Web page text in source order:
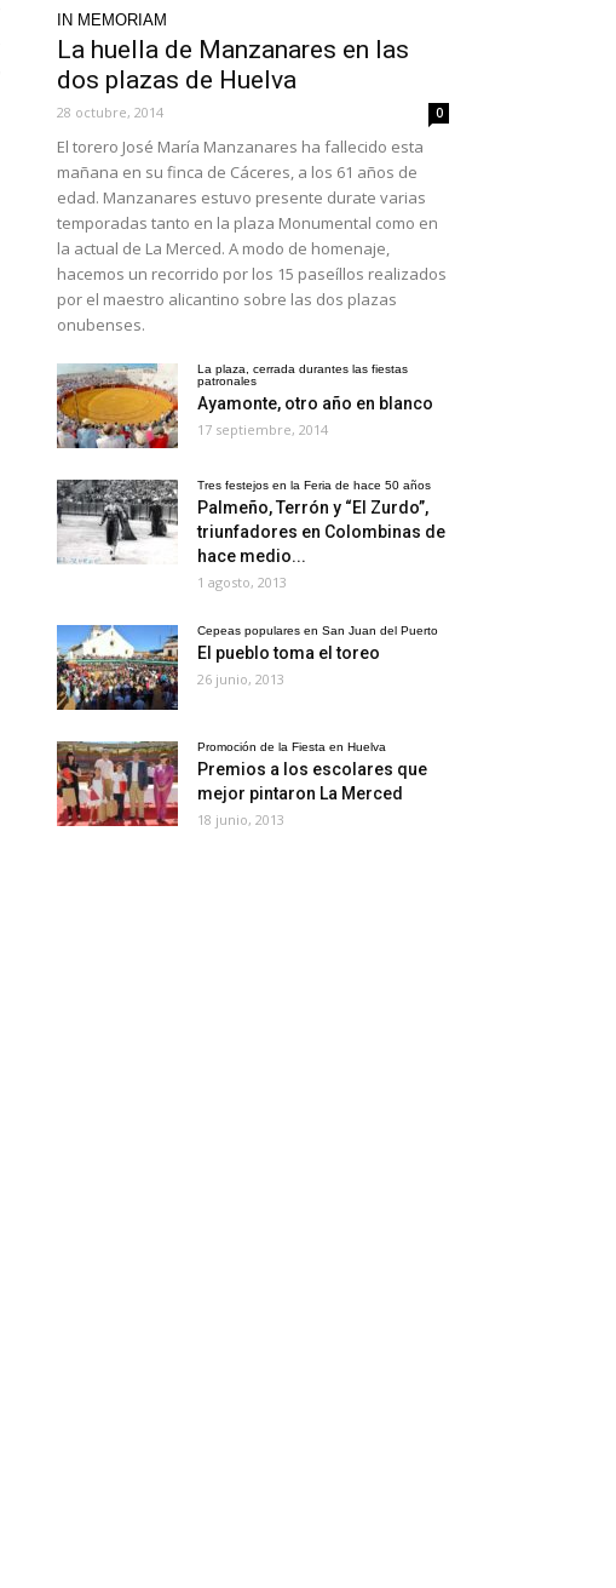
IN MEMORIAM
La huella de Manzanares en las
dos plazas de Huelva
28 octubre, 2014 0
El torero José María Manzanares ha fallecido esta
mañana en su finca de Cáceres, a los 61 años de
edad. Manzanares estuvo presente durate varias
temporadas tanto en la plaza Monumental como en
la actual de La Merced. A modo de homenaje,
hacemos un recorrido por los 15 paseíllos realizados
por el maestro alicantino sobre las dos plazas
onubenses.
La plaza, cerrada durantes las fiestas
patronales
Ayamonte, otro año en blanco
17 septiembre, 2014
Tres festejos en la Feria de hace 50 años
Palmeño, Terrón y “El Zurdo”,
triunfadores en Colombinas de
hace medio...
1 agosto, 2013
Cepeas populares en San Juan del Puerto
El pueblo toma el toreo
26 junio, 2013
Promoción de la Fiesta en Huelva
Premios a los escolares que
mejor pintaron La Merced
18 junio, 2013